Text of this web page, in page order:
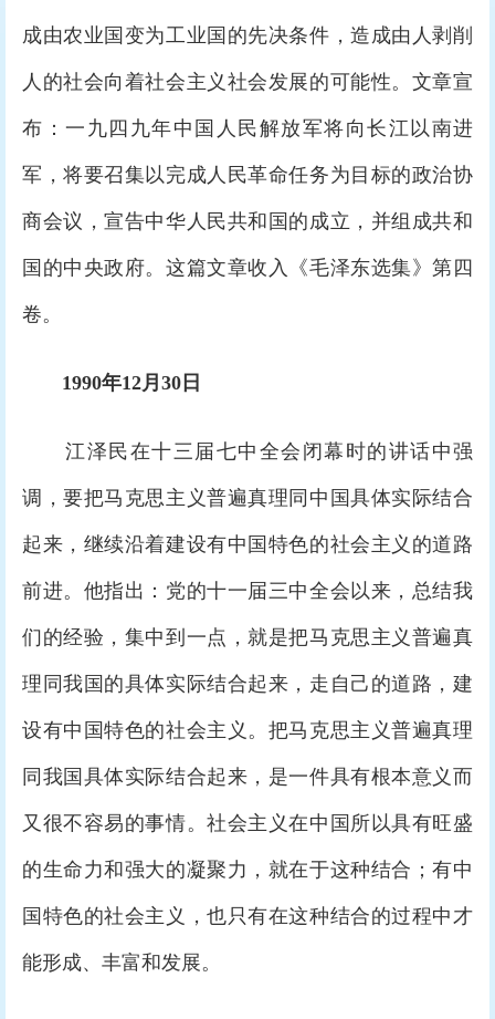
成由农业国变为工业国的先决条件，造成由人剥削
人的社会向着社会主义社会发展的可能性。文章宣
布：一九四九年中国人民解放军将向长江以南进
军，将要召集以完成人民革命任务为目标的政治协
商会议，宣告中华人民共和国的成立，并组成共和
国的中央政府。这篇文章收入《毛泽东选集》第四
卷。
1990年12月30日
江泽民在十三届七中全会闭幕时的讲话中强
调，要把马克思主义普遍真理同中国具体实际结合
起来，继续沿着建设有中国特色的社会主义的道路
前进。他指出：党的十一届三中全会以来，总结我
们的经验，集中到一点，就是把马克思主义普遍真
理同我国的具体实际结合起来，走自己的道路，建
设有中国特色的社会主义。把马克思主义普遍真理
同我国具体实际结合起来，是一件具有根本意义而
又很不容易的事情。社会主义在中国所以具有旺盛
的生命力和强大的凝聚力，就在于这种结合；有中
国特色的社会主义，也只有在这种结合的过程中才
能形成、丰富和发展。